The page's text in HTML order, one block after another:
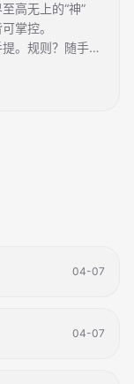
高无上的“神”
掌控。
。规则？随手
世界、吃喝玩
爽故事！
04-07
04-07